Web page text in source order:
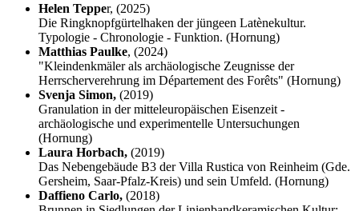
Helen Tepper, (2025)
Die Ringknopfgürtelhaken der jüngeen Latènekultur.
Typologie - Chronologie - Funktion. (Hornung)
Matthias Paulke, (2024)
"Kleindenkmäler als archäologische Zeugnisse der
Herrscherverehrung im Département des Forêts" (Hornung)
Svenja Simon, (2019)
Granulation in der mitteleuropäischen Eisenzeit -
archäologische und experimentelle Untersuchungen
(Hornung)
Laura Horbach, (2019)
Das Nebengebäude B3 der Villa Rustica von Reinheim (Gde.
Gersheim, Saar-Pfalz-Kreis) und sein Umfeld. (Hornung)
Daffieno Carlo, (2018)